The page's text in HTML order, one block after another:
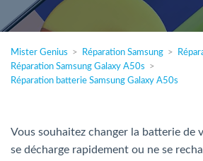
Particulier
Indépendant
Mister Genius Réparation Samsung
Réparation Samsung Galaxy A50s
Réparation batterie Samsung Galaxy A50s
Vous souhaitez changer la batterie de
se décharge rapidement ou ne se